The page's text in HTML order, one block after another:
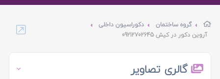
گروه ساختمان
دکوراسیون داخلی
آروین دکور در کیش 09212702645
گالری تصاویر